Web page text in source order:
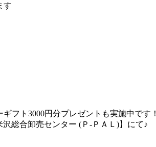
す
フト3000円分プレゼントも実施中です！
総合卸売センター (Ｐ-ＰＡＬ)】にて♪